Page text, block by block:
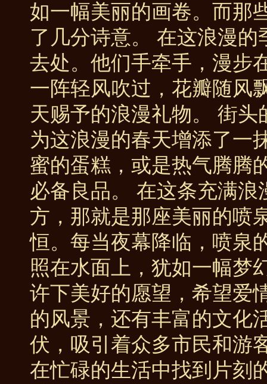
如一幅美丽的画卷。而那
了几分诗意。 在这浪漫
去处。他们手牵手，漫步
一阵轻风吹过，花瓣随风
天赐予的浪漫礼物。 街
为这浪漫的春天增添了一
蜜的蛋糕，或是热气腾腾
必备良品。 在这条充满
方，那就是那座美丽的喷
恒。每当夜幕降临，喷泉
照在水面上，犹如一幅梦
许下美好的愿望，希望爱
的风景，还有丰富的文化
伏，吸引着众多市民和游
在忙碌的生活中找到片刻